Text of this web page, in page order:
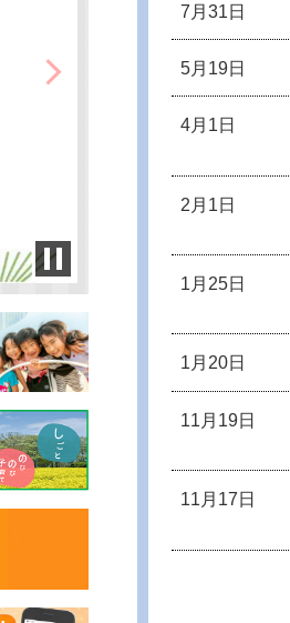
7月31日
5月19日
4月1日
2月1日
1月25日
1月20日
11月19日
11月17日